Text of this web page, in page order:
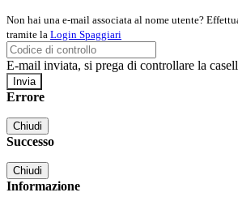
Non hai una e-mail associata al nome utente?
tramite la Login Spaggiari
E-mail inviata, si prega di controllare la
Errore
Chiudi
Successo
Chiudi
Informazione